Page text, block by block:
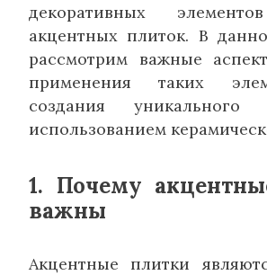
декоративных
акцентных плиток. В
рассмотрим важные
применения таких
создания
использованием
1. Почему
важны
Акцентные плитки